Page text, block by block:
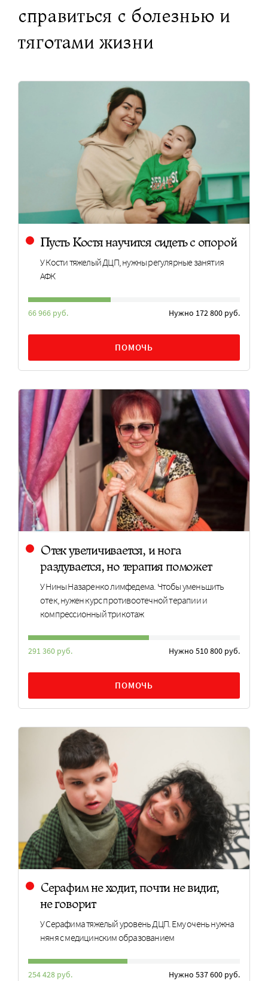
справиться с болезнью и
тяготами жизни
Пусть Костя научится сидеть с опорой
У Кости тяжелый ДЦП, нужны регулярные занятия
АФК
66 966 руб. Нужно 172 800 руб.
ПОМОЧЬ
Отек увеличивается, и нога
раздувается, но терапия поможет
У Нины Назаренко лимфедема. Чтобы уменьшить
отек, нужен курс противоотечной терапии и
компрессионный трикотаж
291 360 руб. Нужно 510 800 руб.
ПОМОЧЬ
Серафим не ходит, почти не видит,
не говорит
У Серафима тяжелый уровень ДЦП. Ему очень нужна
няня с медицинским образованием
254 428 руб. Нужно 537 600 руб.